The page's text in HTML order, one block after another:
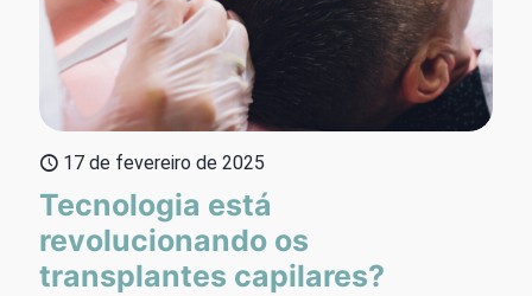
17 de fevereiro de 2025
Tecnologia está
revolucionando os
transplantes capilares?